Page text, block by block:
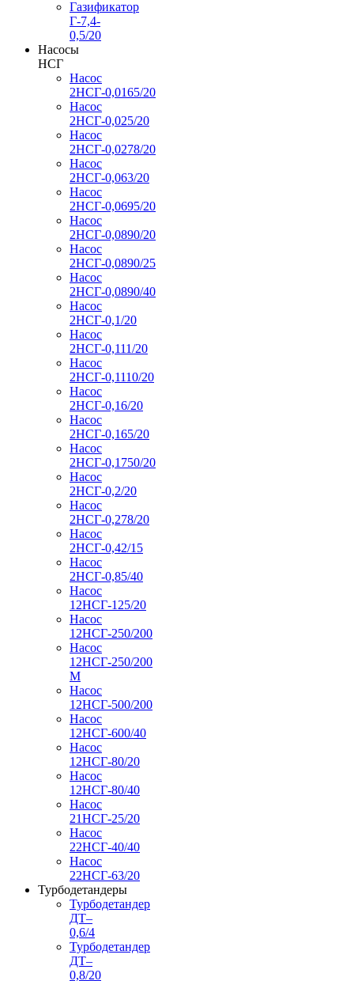
Газификатор
Г-7,4-
0,5/20
Насосы
НСГ
Насос
2НСГ-0,0165/20
Насос
2НСГ-0,025/20
Насос
2НСГ-0,0278/20
Насос
2НСГ-0,063/20
Насос
2НСГ-0,0695/20
Насос
2НСГ-0,0890/20
Насос
2НСГ-0,0890/25
Насос
2НСГ-0,0890/40
Насос
2НСГ-0,1/20
Насос
2НСГ-0,111/20
Насос
2НСГ-0,1110/20
Насос
2НСГ-0,16/20
Насос
2НСГ-0,165/20
Насос
2НСГ-0,1750/20
Насос
2НСГ-0,2/20
Насос
2НСГ-0,278/20
Насос
2НСГ-0,42/15
Насос
2НСГ-0,85/40
Насос
12НСГ-125/20
Насос
12НСГ-250/200
Насос
12НСГ-250/200
М
Насос
12НСГ-500/200
Насос
12НСГ-600/40
Насос
12НСГ-80/20
Насос
12НСГ-80/40
Насос
21НСГ-25/20
Насос
22НСГ-40/40
Насос
22НСГ-63/20
Турбодетандеры
Турбодетандер
ДТ–
0,6/4
Турбодетандер
ДТ–
0,8/20